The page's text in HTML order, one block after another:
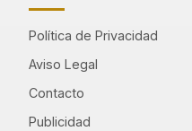
Política de Privacidad
Aviso Legal
Contacto
Publicidad